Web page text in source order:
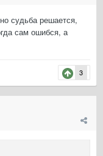
судьба решается,
сам ошибся, а
3